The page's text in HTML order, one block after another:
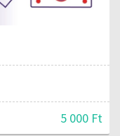
5 000 Ft